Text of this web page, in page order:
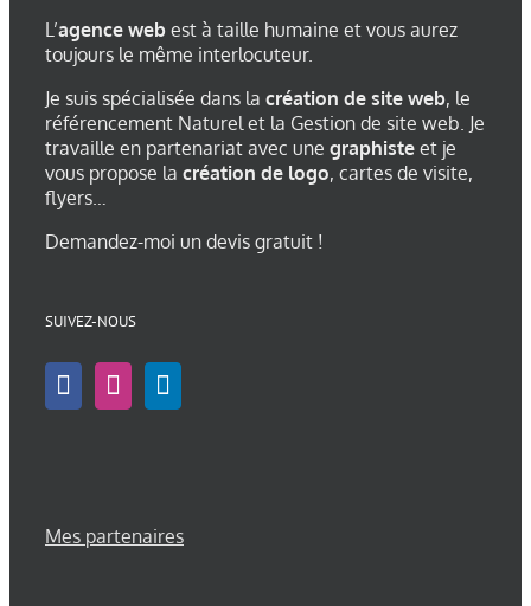
L’agence web est à taille humaine et vous aurez
toujours le même interlocuteur.
Je suis spécialisée dans la création de site web, le
référencement Naturel et la Gestion de site web. Je
travaille en partenariat avec une graphiste et je
vous propose la création de logo, cartes de visite,
flyers…
Demandez-moi un devis gratuit !
SUIVEZ-NOUS
Mes partenaires